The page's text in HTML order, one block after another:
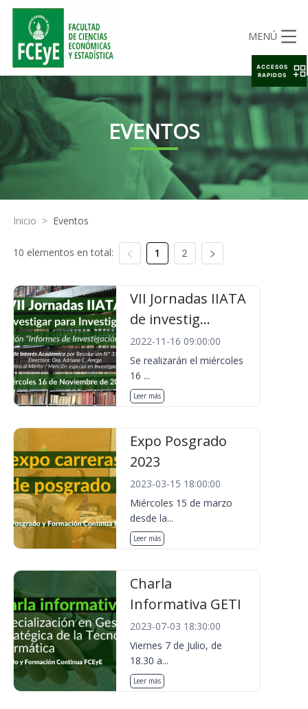
MENÚ
EVENTOS
Inicio > Eventos
10 elementos en total: 1 2
VII Jornadas IIATA
de investig...
2022-11-16 09:00:00
Se realizarán el miércoles
16 ...
Leer más
Expo Posgrado
2023
2023-03-15 18:00:00
Miércoles 15 de marzo
desde la...
Leer más
Charla
Informativa GETI
2023-07-03 18:30:00
Viernes 7 de Julio, de
18.30 a...
Leer más
ACCESOS
RAPIDOS